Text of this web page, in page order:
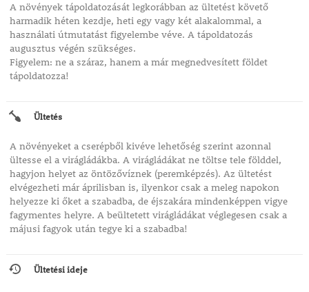
A növények tápoldatozását legkorábban az ültetést követő
harmadik héten kezdje, heti egy vagy két alakalommal, a
használati útmutatást figyelembe véve. A tápoldatozás
augusztus végén szükséges.
Figyelem: ne a száraz, hanem a már megnedvesített földet
tápoldatozza!
Ültetés
A növényeket a cserépből kivéve lehetőség szerint azonnal
ültesse el a virágládákba. A virágládákat ne töltse tele földdel,
hagyjon helyet az öntözővíznek (peremképzés). Az ültetést
elvégezheti már áprilisban is, ilyenkor csak a meleg napokon
helyezze ki őket a szabadba, de éjszakára mindenképpen vigye
fagymentes helyre. A beültetett virágládákat véglegesen csak a
májusi fagyok után tegye ki a szabadba!
Ültetési ideje